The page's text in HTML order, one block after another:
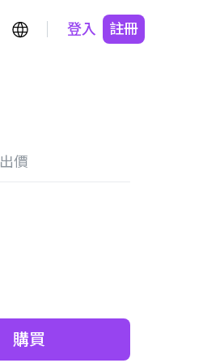
登入 註冊
出價
購買